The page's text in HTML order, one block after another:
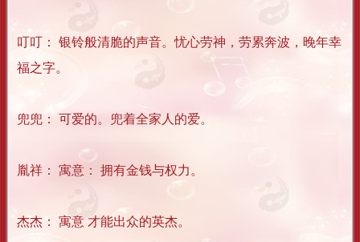
叮叮： 银铃般清脆的声音。忧心劳神，劳累奔波，晚年幸
福之字。
兜兜： 可爱的。兜着全家人的爱。
胤祥： 寓意： 拥有金钱与权力。
杰杰： 寓意 才能出众的英杰。